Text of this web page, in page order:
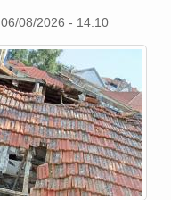
06/08/2026 - 14:10